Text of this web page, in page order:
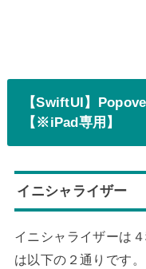
【SwiftUI】
【※iPad専用】
イニシャライザー
イニシャライザーは
は以下の２通りです。